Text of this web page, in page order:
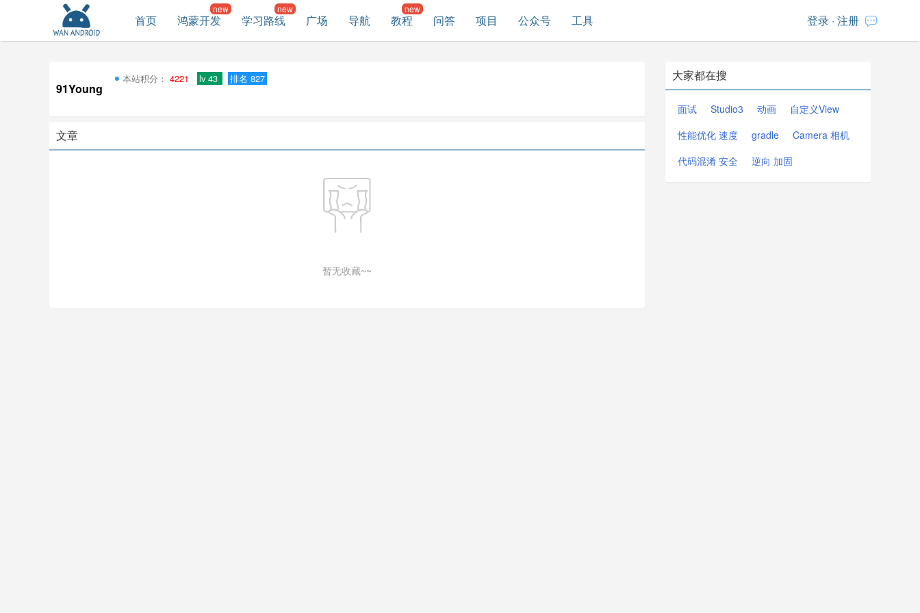
首页 鸿蒙开发 学习路线 广场 导航 教程 问答 项目 公众号 工具 登录 · 注册
91Young
本站积分： 4221 lv 43 排名 827
文章
暂无收藏~~
大家都在搜
面试 Studio3 动画
自定义View
性能优化 速度
gradle
Camera 相机
代码混淆 安全
逆向 加固